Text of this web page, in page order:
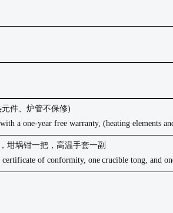
件、炉管不保修)
a one-year free warranty, (heating elements
坩埚钳一把，高温手套一副
certificate of conformity, one crucible tong, and